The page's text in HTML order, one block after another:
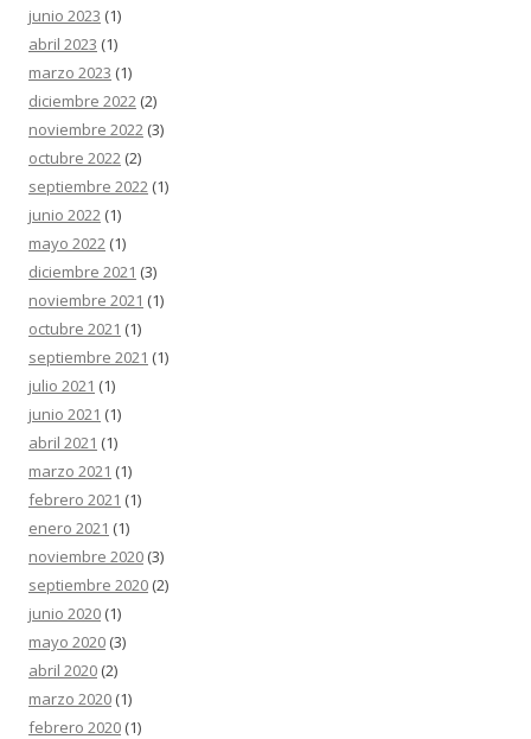
junio 2023 (1)
abril 2023 (1)
marzo 2023 (1)
diciembre 2022 (2)
noviembre 2022 (3)
octubre 2022 (2)
septiembre 2022 (1)
junio 2022 (1)
mayo 2022 (1)
diciembre 2021 (3)
noviembre 2021 (1)
octubre 2021 (1)
septiembre 2021 (1)
julio 2021 (1)
junio 2021 (1)
abril 2021 (1)
marzo 2021 (1)
febrero 2021 (1)
enero 2021 (1)
noviembre 2020 (3)
septiembre 2020 (2)
junio 2020 (1)
mayo 2020 (3)
abril 2020 (2)
marzo 2020 (1)
febrero 2020 (1)